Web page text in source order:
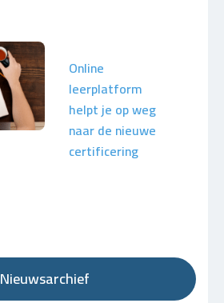
Online
leerplatform
helpt je op weg
naar de nieuwe
certificering
Nieuwsarchief